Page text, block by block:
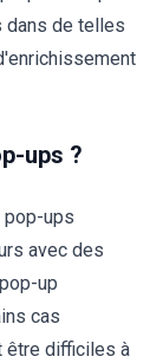
dans de telles
ups ?
pop-ups
avec des
up
cas
être difficiles à